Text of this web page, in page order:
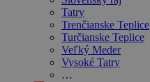
Tatry
Trenčianske Teplice
Turčianske Teplice
Veľký Meder
Vysoké Tatry
…